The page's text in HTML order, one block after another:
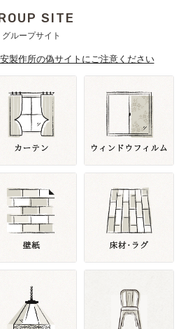
SITE
グループサイト
製作所の偽サイトにご注意ください